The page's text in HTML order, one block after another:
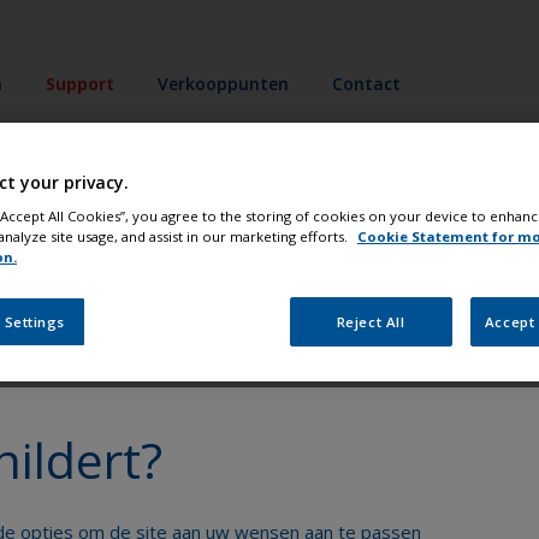
Support Verkooppunten Contact
opties om de site aan uw wensen aan te passen
uw boot als een echte
your privacy.
All Cookies”, you agree to the storing of cookies on your device to
site usage, and assist in our marketing efforts.
Cookie Statement for
Settings Reject All Accept